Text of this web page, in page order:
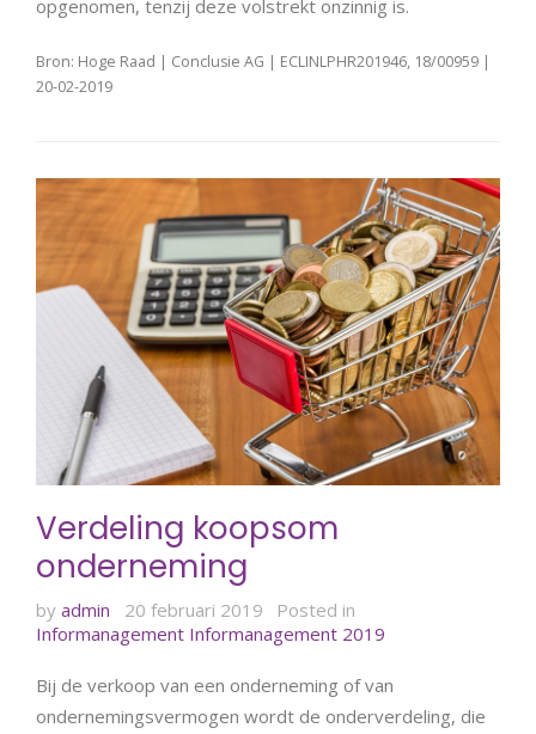
opgenomen, tenzij deze volstrekt onzinnig is.
Bron: Hoge Raad | Conclusie AG | ECLINLPHR201946, 18/00959 |
20-02-2019
Verdeling koopsom
onderneming
by admin 20 februari 2019
Posted in
Informanagement Informanagement 2019
Bij de verkoop van een onderneming of van
ondernemingsvermogen wordt de onderverdeling, die